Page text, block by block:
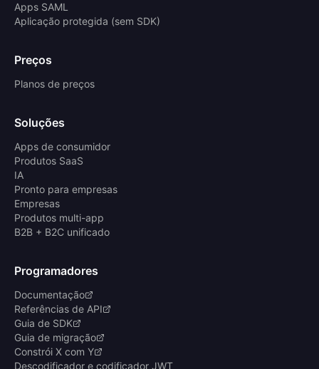
Apps SAML
Aplicação protegida (sem SDK)
Preços
Planos de preços
Soluções
Apps de consumidor
Produtos SaaS
IA
Pronto para empresas
Empresas
Produtos multi-app
B2B + B2C unificado
Programadores
Documentação
Referências de API
Guia de SDK
Guia de migração
Constrói X com Y
Descodificador e codificador JWT